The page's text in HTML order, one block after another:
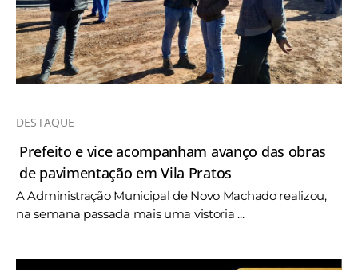
DESTAQUE
Prefeito e vice acompanham avanço das obras
de pavimentação em Vila Pratos
A Administração Municipal de Novo Machado realizou,
na semana passada mais uma vistoria ...